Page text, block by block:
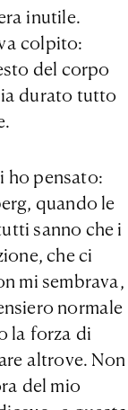
inutile.
colpito:
del corpo
durato tutto
ho pensato:
quando le
sanno che i
che ci
mi sembrava,
normale
la forza di
altrove. Non
del mio